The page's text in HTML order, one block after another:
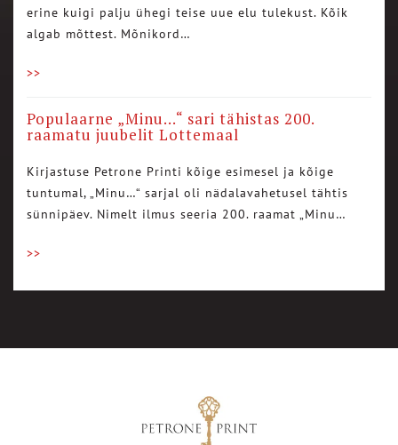
erine kuigi palju ühegi teise uue elu tulekust. Kõik
algab mõttest. Mõnikord…
>>
Populaarne „Minu…“ sari tähistas 200.
raamatu juubelit Lottemaal
Kirjastuse Petrone Printi kõige esimesel ja kõige
tuntumal, „Minu…“ sarjal oli nädalavahetusel tähtis
sünnipäev. Nimelt ilmus seeria 200. raamat „Minu…
>>